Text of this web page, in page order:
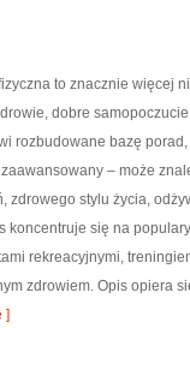
to znacznie więcej
dobre
rozbudowane bazę
– może
zdrowego stylu życia,
koncentruje się na
rekreacyjnymi,
zdrowiem. Opis opiera
]